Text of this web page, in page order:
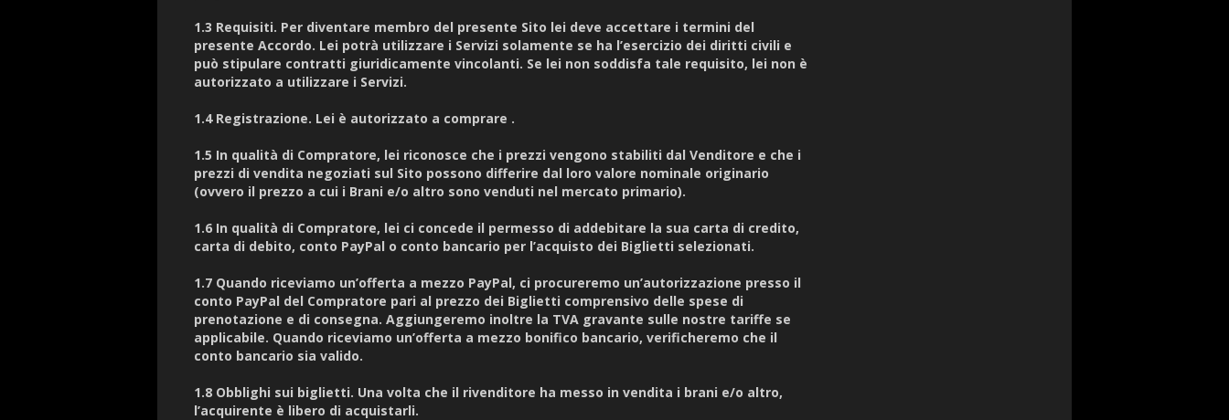
1.3 Requisiti. Per diventare membro del presente Sito lei deve accettare i termini del
presente Accordo. Lei potrà utilizzare i Servizi solamente se ha l’esercizio dei diritti civili e
può stipulare contratti giuridicamente vincolanti. Se lei non soddisfa tale requisito, lei non è
autorizzato a utilizzare i Servizi.
1.4 Registrazione. Lei è autorizzato a comprare .
1.5 In qualità di Compratore, lei riconosce che i prezzi vengono stabiliti dal Venditore e che i
prezzi di vendita negoziati sul Sito possono differire dal loro valore nominale originario
(ovvero il prezzo a cui i Brani e/o altro sono venduti nel mercato primario).
1.6 In qualità di Compratore, lei ci concede il permesso di addebitare la sua carta di credito,
carta di debito, conto PayPal o conto bancario per l’acquisto dei Biglietti selezionati.
1.7 Quando riceviamo un’offerta a mezzo PayPal, ci procureremo un’autorizzazione presso il
conto PayPal del Compratore pari al prezzo dei Biglietti comprensivo delle spese di
prenotazione e di consegna. Aggiungeremo inoltre la TVA gravante sulle nostre tariffe se
applicabile. Quando riceviamo un’offerta a mezzo bonifico bancario, verificheremo che il
conto bancario sia valido.
1.8 Obblighi sui biglietti. Una volta che il rivenditore ha messo in vendita i brani e/o altro,
l’acquirente è libero di acquistarli.